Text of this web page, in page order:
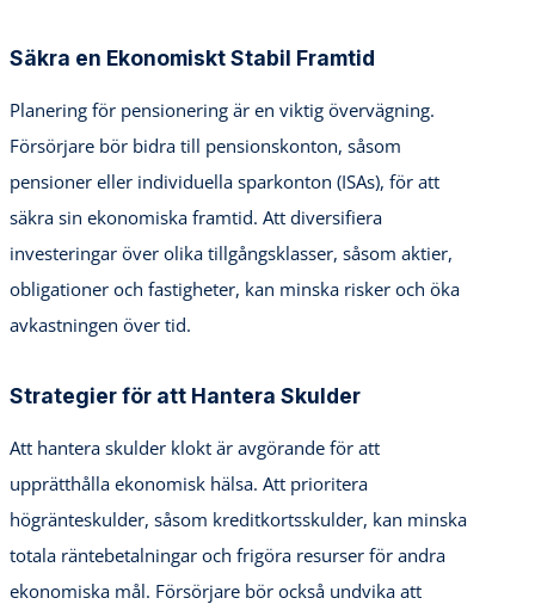
Säkra en Ekonomiskt Stabil Framtid
Planering för pensionering är en viktig övervägning.
Försörjare bör bidra till pensionskonton, såsom
pensioner eller individuella sparkonton (ISAs), för att
säkra sin ekonomiska framtid. Att diversifiera
investeringar över olika tillgångsklasser, såsom aktier,
obligationer och fastigheter, kan minska risker och öka
avkastningen över tid.
Strategier för att Hantera Skulder
Att hantera skulder klokt är avgörande för att
upprätthålla ekonomisk hälsa. Att prioritera
högränteskulder, såsom kreditkortsskulder, kan minska
totala räntebetalningar och frigöra resurser för andra
ekonomiska mål. Försörjare bör också undvika att